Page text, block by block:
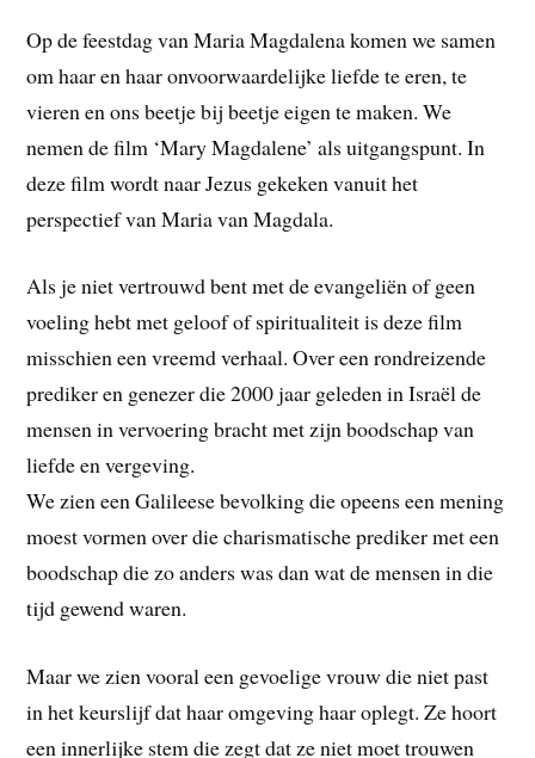
Op de feestdag van Maria Magdalena komen we samen
om haar en haar onvoorwaardelijke liefde te eren, te
vieren en ons beetje bij beetje eigen te maken. We
nemen de film ‘Mary Magdalene’ als uitgangspunt. In
deze film wordt naar Jezus gekeken vanuit het
perspectief van Maria van Magdala.
Als je niet vertrouwd bent met de evangeliën of geen
voeling hebt met geloof of spiritualiteit is deze film
misschien een vreemd verhaal. Over een rondreizende
prediker en genezer die 2000 jaar geleden in Israël de
mensen in vervoering bracht met zijn boodschap van
liefde en vergeving.
We zien een Galileese bevolking die opeens een mening
moest vormen over die charismatische prediker met een
boodschap die zo anders was dan wat de mensen in die
tijd gewend waren.
Maar we zien vooral een gevoelige vrouw die niet past
in het keurslijf dat haar omgeving haar oplegt. Ze hoort
een innerlijke stem die zegt dat ze niet moet trouwen